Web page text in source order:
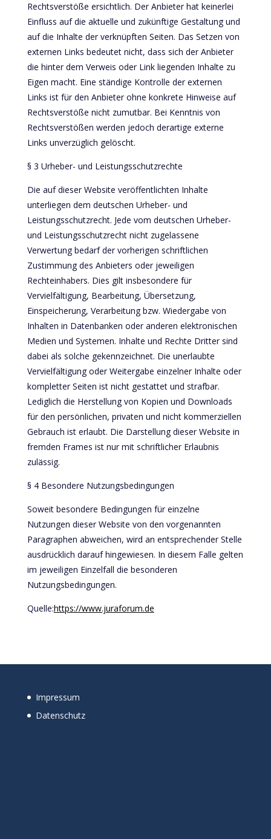
Rechtsverstöße ersichtlich. Der Anbieter hat keinerlei
Einfluss auf die aktuelle und zukünftige Gestaltung und
auf die Inhalte der verknüpften Seiten. Das Setzen von
externen Links bedeutet nicht, dass sich der Anbieter
die hinter dem Verweis oder Link liegenden Inhalte zu
Eigen macht. Eine ständige Kontrolle der externen
Links ist für den Anbieter ohne konkrete Hinweise auf
Rechtsverstöße nicht zumutbar. Bei Kenntnis von
Rechtsverstößen werden jedoch derartige externe
Links unverzüglich gelöscht.
§ 3 Urheber- und Leistungsschutzrechte
Die auf dieser Website veröffentlichten Inhalte
unterliegen dem deutschen Urheber- und
Leistungsschutzrecht. Jede vom deutschen Urheber-
und Leistungsschutzrecht nicht zugelassene
Verwertung bedarf der vorherigen schriftlichen
Zustimmung des Anbieters oder jeweiligen
Rechteinhabers. Dies gilt insbesondere für
Vervielfältigung, Bearbeitung, Übersetzung,
Einspeicherung, Verarbeitung bzw. Wiedergabe von
Inhalten in Datenbanken oder anderen elektronischen
Medien und Systemen. Inhalte und Rechte Dritter sind
dabei als solche gekennzeichnet. Die unerlaubte
Vervielfältigung oder Weitergabe einzelner Inhalte oder
kompletter Seiten ist nicht gestattet und strafbar.
Lediglich die Herstellung von Kopien und Downloads
für den persönlichen, privaten und nicht kommerziellen
Gebrauch ist erlaubt. Die Darstellung dieser Website in
fremden Frames ist nur mit schriftlicher Erlaubnis
zulässig.
§ 4 Besondere Nutzungsbedingungen
Soweit besondere Bedingungen für einzelne
Nutzungen dieser Website von den vorgenannten
Paragraphen abweichen, wird an entsprechender Stelle
ausdrücklich darauf hingewiesen. In diesem Falle gelten
im jeweiligen Einzelfall die besonderen
Nutzungsbedingungen.
Quelle:https://www.juraforum.de
Impressum
Datenschutz